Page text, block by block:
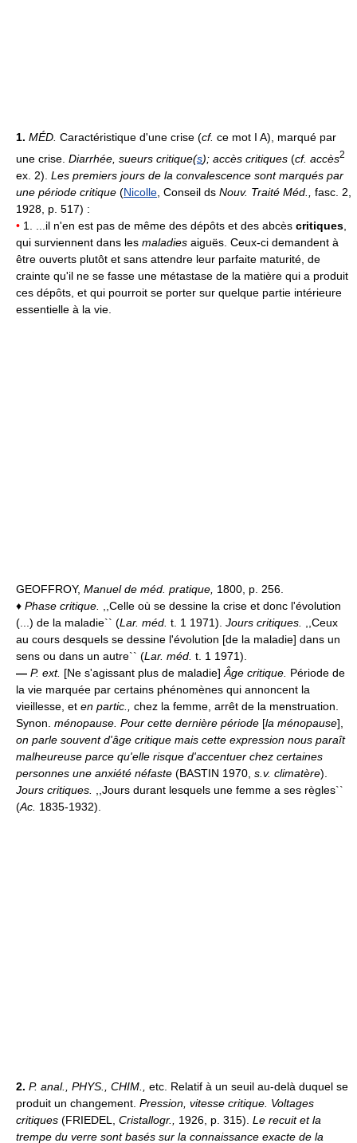
1. MÉD. Caractéristique d'une crise (cf. ce mot I A), marqué par
une crise. Diarrhée, sueurs critique(s); accès critiques (cf. accès2
ex. 2). Les premiers jours de la convalescence sont marqués par
une période critique (Nicolle , Conseil ds Nouv. Traité Méd., fasc. 2,
1928, p. 517) :
• 1. ...il n'en est pas de même des dépôts et des abcès critiques
qui surviennent dans les maladies aiguës. Ceux-ci demandent à
être ouverts plutôt et sans attendre leur parfaite maturité, de
crainte qu'il ne se fasse une métastase de la matière qui a produit
ces dépôts, et qui pourroit se porter sur quelque partie intérieure
essentielle à la vie.
GEOFFROY, Manuel de méd. pratique, 1800, p. 256.
♦ Phase critique.
,,Celle où se dessine la crise et donc l'évolution
(...) de la maladie`` (Lar. méd. t. 1 1971). Jours critiques.
,,Ceux
au cours desquels se dessine l'évolution [de la maladie] dans un
sens ou dans un autre`` (Lar. méd. t. 1 1971).
— P. ext. [Ne s'agissant plus de maladie] Âge critique. Période de
la vie marquée par certains phénomènes qui annoncent la
vieillesse, et en partic.,
chez la femme, arrêt de la menstruation.
Synon. ménopause. Pour cette dernière période [la ménopause],
on parle souvent d'âge critique mais cette expression nous paraît
malheureuse parce qu'elle risque d'accentuer chez certaines
personnes une anxiété néfaste (BASTIN 1970, s.v. climatère).
Jours critiques.
,,Jours durant lesquels une femme a ses règles``
(Ac. 1835-1932).
2. P. anal., PHYS., CHIM.,
etc. Relatif à un seuil au-delà duquel se
produit un changement. Pression, vitesse critique. Voltages
critiques (FRIEDEL, Cristallogr., 1926, p. 315). Le recuit et la
trempe du verre sont basés sur la connaissance exacte de la